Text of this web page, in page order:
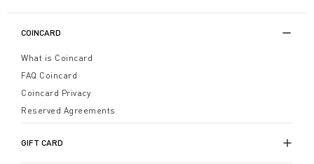
COINCARD
What is Coincard
FAQ Coincard
Coincard Privacy
Reserved Agreements
GIFT CARD